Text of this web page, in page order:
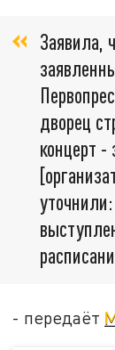
Заявила,
дворец
концерт
- передаёт